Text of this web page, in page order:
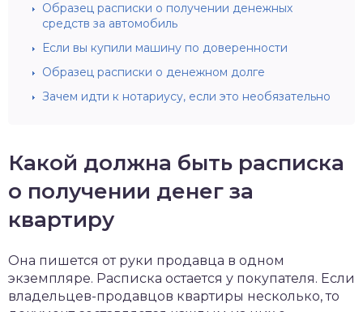
Образец расписки о получении денежных
средств за автомобиль
Если вы купили машину по доверенности
Образец расписки о денежном долге
Зачем идти к нотариусу, если это необязательно
Какой должна быть расписка
о получении денег за
квартиру
Она пишется от руки продавца в одном
экземпляре. Расписка остается у покупателя. Если
владельцев-продавцов квартиры несколько, то